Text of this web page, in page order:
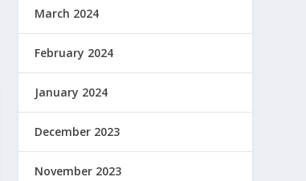
March 2024
February 2024
January 2024
December 2023
November 2023